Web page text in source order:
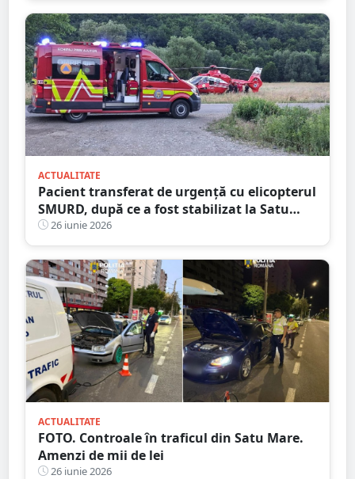
ACTUALITATE
Pacient transferat de urgență cu elicopterul
SMURD, după ce a fost stabilizat la Satu
Mare
26 iunie 2026
ACTUALITATE
FOTO. Controale în traficul din Satu Mare.
Amenzi de mii de lei
26 iunie 2026